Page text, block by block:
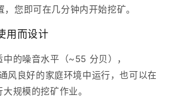
您即可在几分钟内开始挖矿。
用而设计
的噪音水平（~55 分贝），
风良好的家庭环境中运行，也可以在
规模的挖矿作业。